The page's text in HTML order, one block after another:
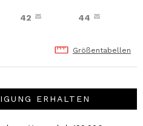
42 44
Größentabellen
ERHALTEN